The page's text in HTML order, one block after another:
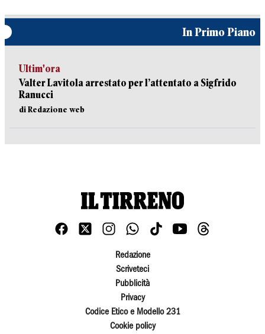
In Primo Piano
Ultim'ora
Valter Lavitola arrestato per l’attentato a Sigfrido
Ranucci
di Redazione web
Redazione
Scriveteci
Pubblicità
Privacy
Codice Etico e Modello 231
Cookie policy